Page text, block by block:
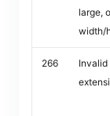
large,
width/
266
Invalid